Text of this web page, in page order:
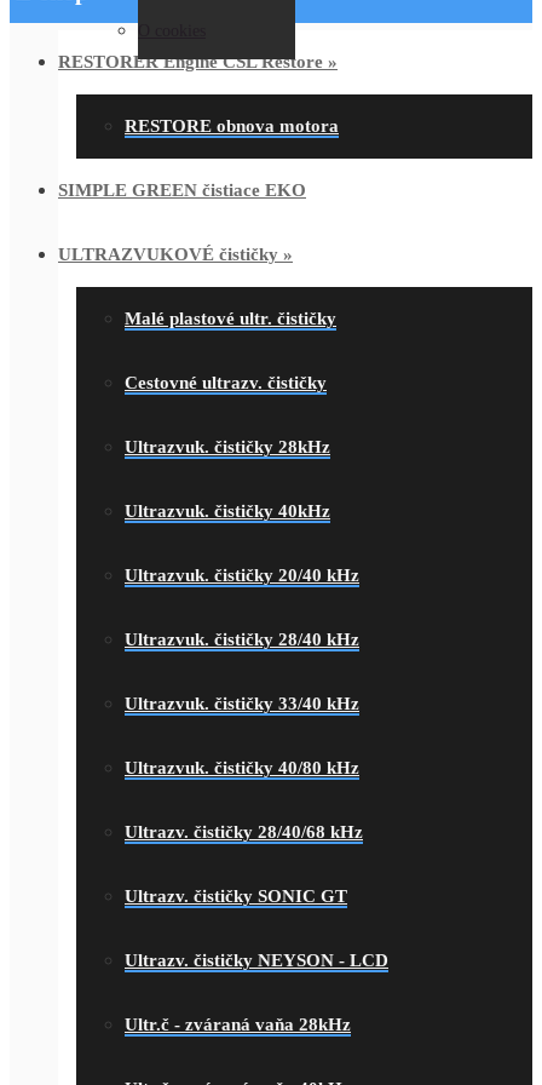
RESTORER Engine CSL Restore »
RESTORE obnova motora
SIMPLE GREEN čistiace EKO
ULTRAZVUKOVÉ čističky »
Malé plastové ultr. čističky
Cestovné ultrazv. čističky
Ultrazvuk. čističky 28kHz
Ultrazvuk. čističky 40kHz
Ultrazvuk. čističky 20/40 kHz
Ultrazvuk. čističky 28/40 kHz
Ultrazvuk. čističky 33/40 kHz
Ultrazvuk. čističky 40/80 kHz
Ultrazv. čističky 28/40/68 kHz
Ultrazv. čističky SONIC GT
Ultrazv. čističky NEYSON - LCD
Ultr.č - zváraná vaňa 28kHz